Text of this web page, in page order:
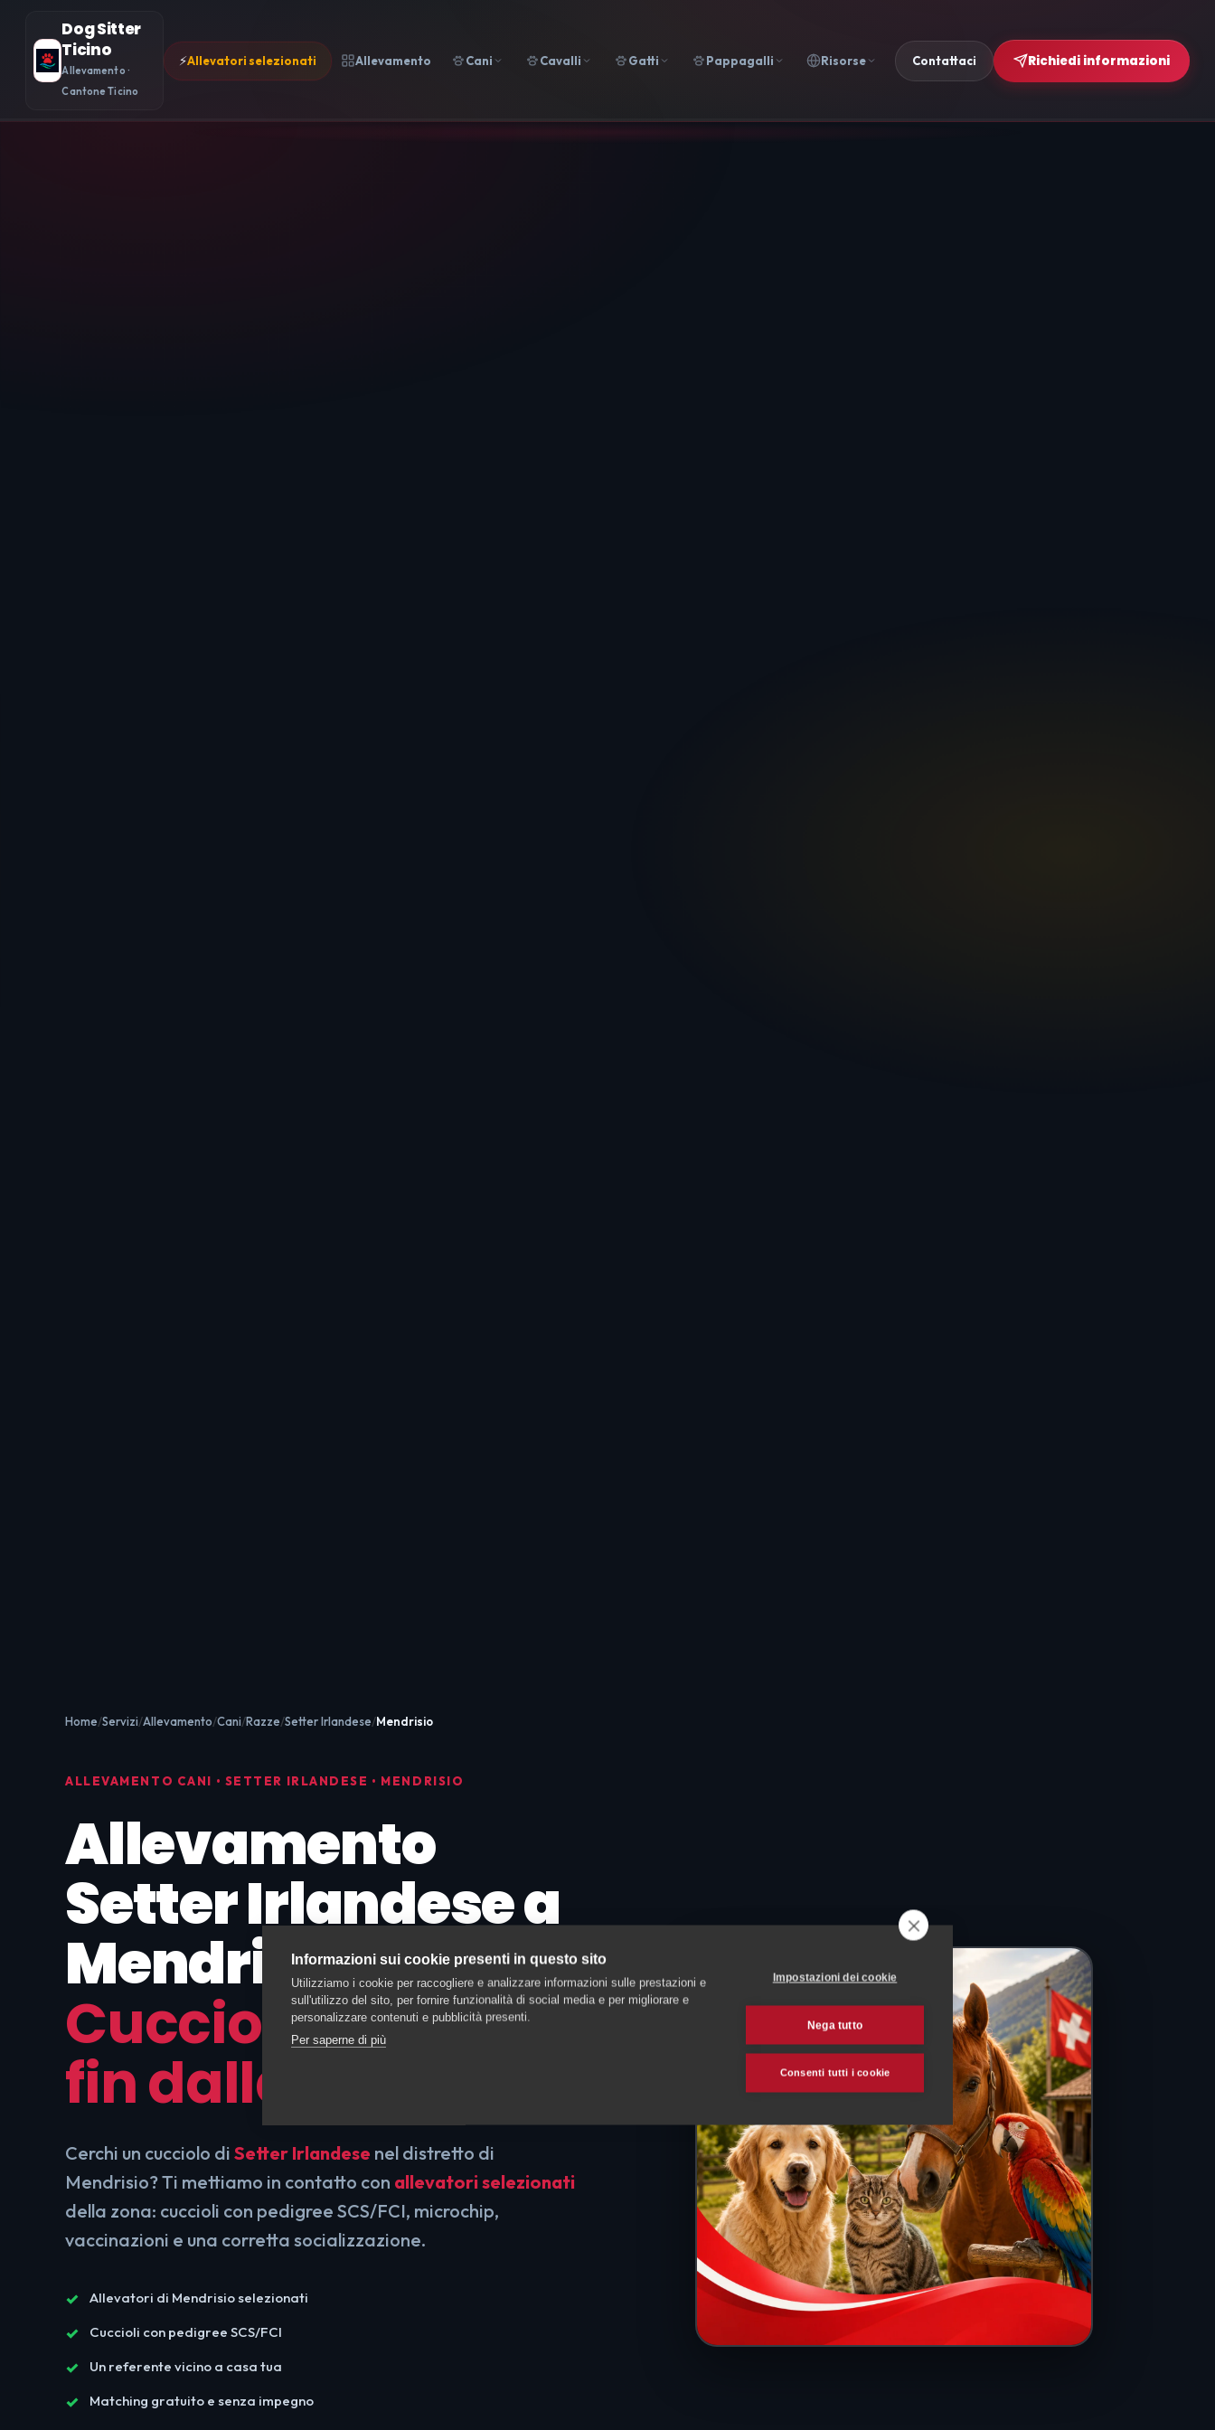
Dog Sitter
Ticino
Allevamento ·
Cantone Ticino
⚡Allevatori selezionati Allevamento Cani Cavalli Gatti Pappagalli Risorse Contattaci Richiedi informazioni
Home Servizi Allevamento Cani Razze Setter Irlandese Mendrisio
ALLEVAMENTO CANI • SETTER IRLANDESE • MENDRISIO
Allevamento
Setter Irlandese a
Mendrisio:
Cuccioli Seguiti
fin dalla Nascita
Cerchi un cucciolo di Setter Irlandese nel distretto di
Mendrisio? Ti mettiamo in contatto con allevatori selezionati
della zona: cuccioli con pedigree SCS/FCI, microchip,
vaccinazioni e una corretta socializzazione.
Allevatori di Mendrisio selezionati
Cuccioli con pedigree SCS/FCI
Un referente vicino a casa tua
Matching gratuito e senza impegno
Informazioni sui cookie presenti in questo sito
Utilizziamo i cookie per raccogliere e analizzare informazioni sulle prestazioni e
sull'utilizzo del sito, per fornire funzionalità di social media e per migliorare e
personalizzare contenuti e pubblicità presenti.
Per saperne di più
Impostazioni dei cookie
Nega tutto
Consenti tutti i cookie